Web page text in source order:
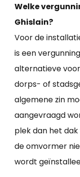
Welke
Ghislain?
Voor de
is een
alternatieve
dorps- of
algemene zin
aangevraagd
plek dan het
de omvormer
wordt